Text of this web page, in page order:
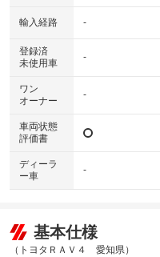
輸入経路 -
登録済
未使用車
-
ワン
オーナー
-
車両状態
評価書
ディーラ
ー車
-
基本仕様
（トヨタＲＡＶ４ 愛知県）